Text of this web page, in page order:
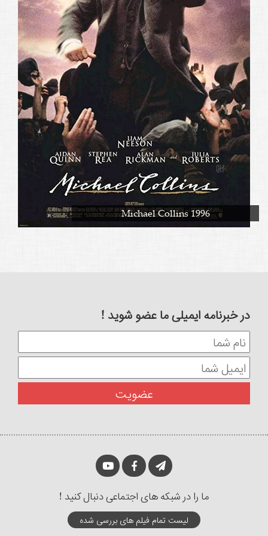
Michael Collins 1996
در خبرنامه ایمیلی ما عضو شوید !
ما را در شبکه های اجتماعی دنبال کنید !
لیست تمام فیلم های بررسی شده